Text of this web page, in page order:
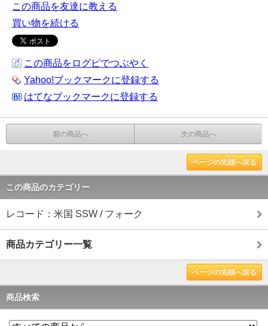
この商品を友達に教える
買い物を続ける
この商品をログピでつぶやく
Yahoo!ブックマークに登録する
はてなブックマークに登録する
前の商品へ 次の商品へ
ページの先頭へ戻る
この商品のカテゴリー
レコード：米国 SSW / フォーク
商品カテゴリー一覧
ページの先頭へ戻る
商品検索